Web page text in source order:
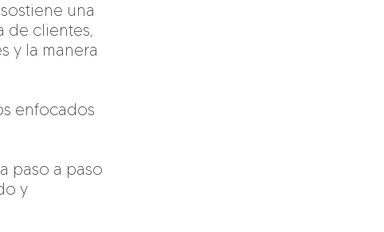
una
de clientes,
y la manera
enfocados
paso a paso
y